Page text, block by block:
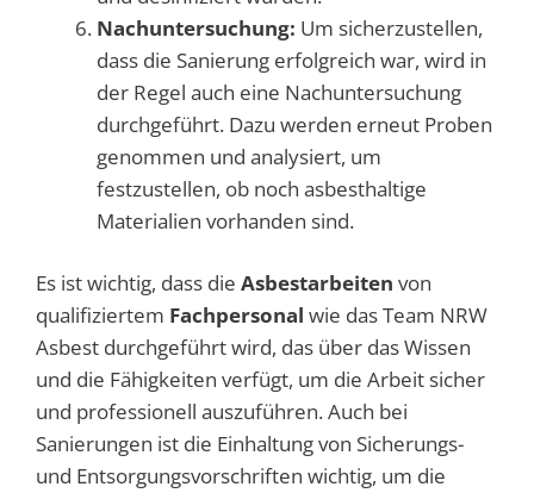
Nachuntersuchung: Um sicherzustellen,
dass die Sanierung erfolgreich war, wird in
der Regel auch eine Nachuntersuchung
durchgeführt. Dazu werden erneut Proben
genommen und analysiert, um
festzustellen, ob noch asbesthaltige
Materialien vorhanden sind.
Es ist wichtig, dass die Asbestarbeiten von
qualifiziertem Fachpersonal wie das Team NRW
Asbest durchgeführt wird, das über das Wissen
und die Fähigkeiten verfügt, um die Arbeit sicher
und professionell auszuführen. Auch bei
Sanierungen ist die Einhaltung von Sicherungs-
und Entsorgungsvorschriften wichtig, um die